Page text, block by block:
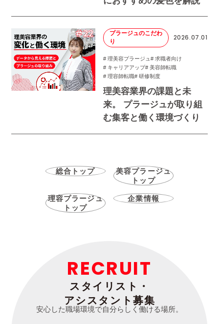
プラージュのこだわ
り
2026.07.01
# 理美容プラージュ# 求職者向け
# キャリアアップ# 美容師転職
# 理容師転職# 研修制度
理美容業界の課題と未
来。 プラージュが取り組
む集客と働く環境づくり
総合トップ
美容プラージュ
トップ
理容プラージュ
トップ
企業情報
RECRUIT
スタイリスト・
アシスタント募集
安心した職場環境で自分らしく働ける場所。